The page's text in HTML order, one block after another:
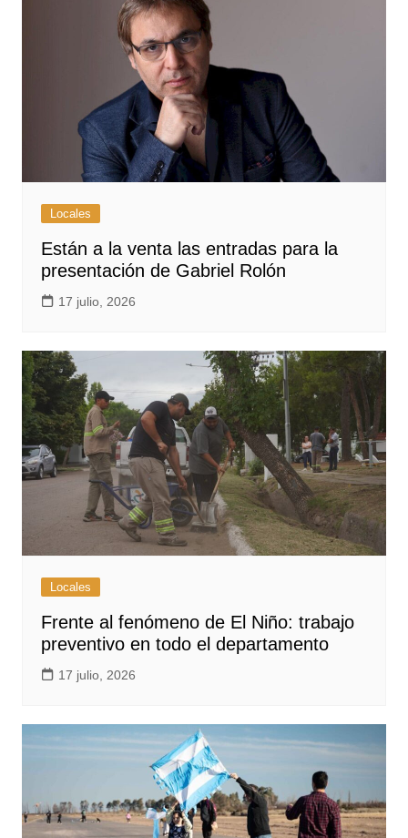
Locales
Están a la venta las entradas para la
presentación de Gabriel Rolón
17 julio, 2026
Locales
Frente al fenómeno de El Niño: trabajo
preventivo en todo el departamento
17 julio, 2026